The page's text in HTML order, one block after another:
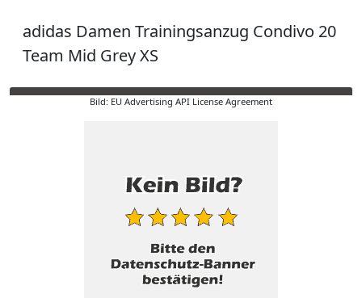
adidas Damen Trainingsanzug Condivo 20
Team Mid Grey XS
Bild: EU Advertising API License Agreement